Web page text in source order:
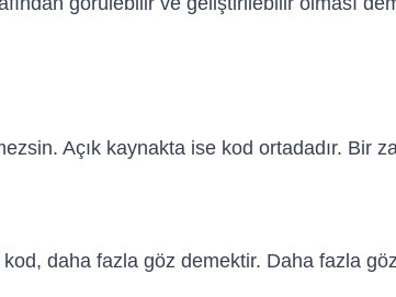
Açık kaynakta ise kod ortadadır.
daha fazla göz demektir. Daha fazla